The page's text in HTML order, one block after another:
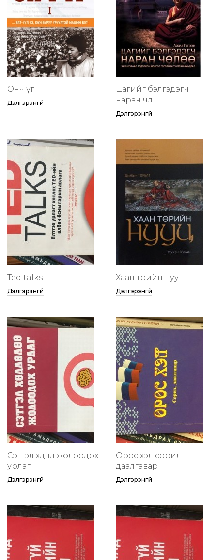
Онч үг
Дэлгэрэнгүй
Цагийг бэлгэдэгч
наран чөлөө
Дэлгэрэнгүй
Ted talks
Дэлгэрэнгүй
Хаан төрийн нууц
Дэлгэрэнгүй
Сэтгэл хөдлөлөө жолоодох
урлаг
Дэлгэрэнгүй
Орос хэл сорил,
даалгавар
Дэлгэрэнгүй